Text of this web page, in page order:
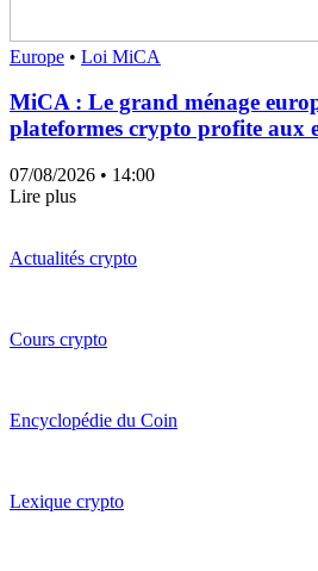
Europe • Loi MiCA
MiCA : Le grand ménage
plateformes crypto profite aux
07/08/2026 • 14:00
Lire plus
Actualités crypto
Cours crypto
Encyclopédie du Coin
Lexique crypto